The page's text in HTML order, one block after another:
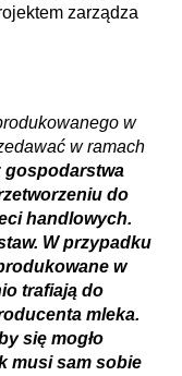
zarządza
w
w ramach
gospodarstwa
do
handlowych.
W przypadku
w
trafiają do
mleka.
się mogło
musi sam sobie